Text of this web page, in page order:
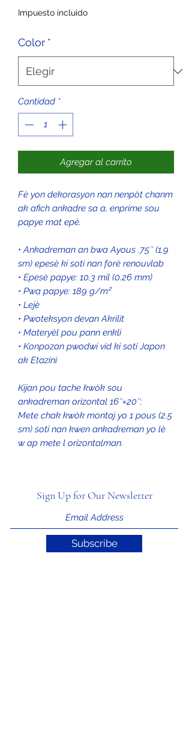
Impuesto incluido
Color *
Cantidad *
Agregar al carrito
Fè yon dekorasyon nan nenpòt chanm
ak afich ankadre sa a, enprime sou
papye mat epè.
• Ankadreman an bwa Ayous .75″ (1.9
sm) epesè ki soti nan forè renouvlab
• Epesè papye: 10.3 mil (0.26 mm)
• Pwa papye: 189 g/m²
• Lejè
• Pwoteksyon devan Akrilit
• Materyèl pou pann enkli
• Konpozan pwodwi vid ki soti Japon
ak Etazini
Kijan pou tache kwòk sou
ankadreman orizontal 16″×20″:
Mete chak kwòk montaj yo 1 pous (2.5
sm) soti nan kwen ankadreman yo lè
w ap mete l orizontalman.
Sign Up for Our Newsletter
Subscribe